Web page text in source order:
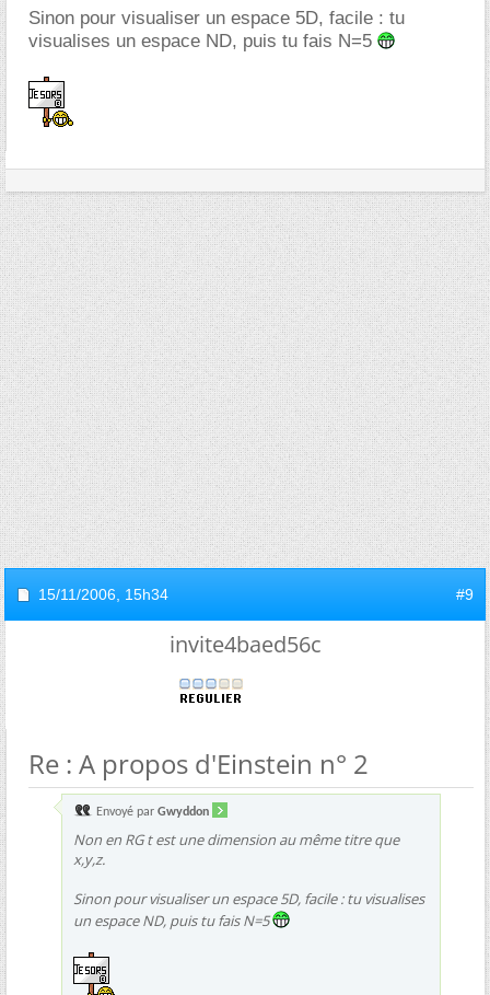
Sinon pour visualiser un espace 5D, facile : tu
visualises un espace ND, puis tu fais N=5
15/11/2006, 15h34 #9
invite4baed56c
Re : A propos d'Einstein n° 2
Envoyé par Gwyddon
Non en RG t est une dimension au même titre que
x,y,z.
Sinon pour visualiser un espace 5D, facile : tu visualises
un espace ND, puis tu fais N=5